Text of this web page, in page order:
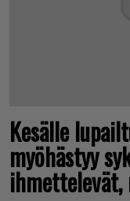
Kesälle
myöhästyy